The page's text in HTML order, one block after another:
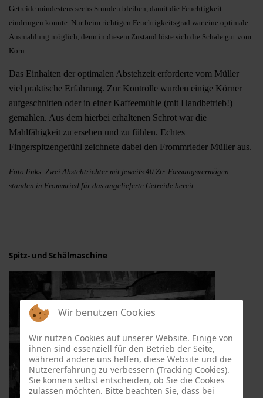
Getreide mindestens sechs Stunden bleiben, damit die Feuchtigkeit
eindringen konnte. Nur beim richtigen Feuchtigkeitsgrad war eine optimale
Ausmahlung möglich, denn in diesem Zustand löste sich die Schale gut vom
Korn.
Das Einhalten der optimalen Abstehzeit erforderte vom Müller
viel praktische Erfahrung. Zur Kontrolle wurden einige Körner
aufgeschnitten oder in einer Kaffeemühle (mit Handbetrieb!)
gemahlen. Aus dem hierbei erhaltenen Schrot war die
Mahlfähigkeit zu ersehen und zu fühlen. Echtes
Fingerspitzengefühl zeichnete dabei den Frommrieder Müller aus.
Foto links: Zwei Abstehtrichter mit jeweils 40 Ztr. Fassungsvermögen
standen in Frommried für das angelieferte Getreide bereit.
Spitz- und Schälmaschine
Wir benutzen Cookies
Wir nutzen Cookies auf unserer Website. Einige von
ihnen sind essenziell für den Betrieb der Seite,
während andere uns helfen, diese Website und die
Nutzererfahrung zu verbessern (Tracking Cookies).
Sie können selbst entscheiden, ob Sie die Cookies
zulassen möchten. Bitte beachten Sie, dass bei